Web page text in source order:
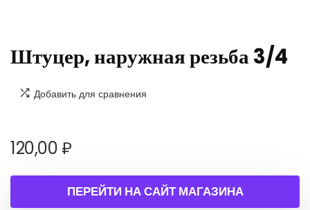
Штуцер, наружная резьба 3/4
Добавить для сравнения
120,00₽
ПЕРЕЙТИ НА САЙТ МАГАЗИНА